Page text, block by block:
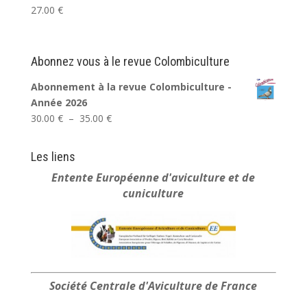
27.00 €
Abonnez vous à le revue Colombiculture
Abonnement à la revue Colombiculture -
Année 2026
30.00 € – 35.00 €Plage
à
35.00 €
Les liens
Entente Européenned'aviculture et de
cuniculture
Société Centraled'Aviculture de France